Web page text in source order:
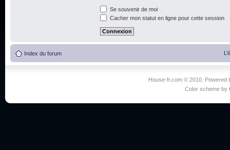
Se souvenir de moi
Cacher mon statut en ligne pour cette session
Index du forum
House-fr.com © 2010. Powered
Color scheme by